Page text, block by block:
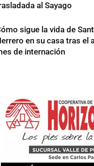
al Sayago
sigue la vida de
en su casa tras el
de internación